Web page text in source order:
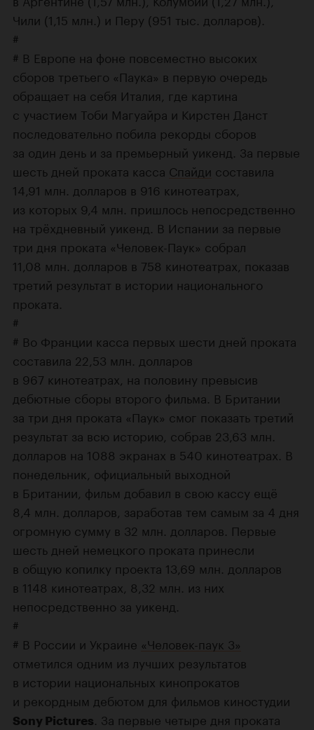
Чили (1,15 млн.) и Перу (951 тыс. долларов).
#
# В Европе на фоне повсеместно высоких
сборов третьего «Паука» в первую очередь
обращает на себя Италия, где картина
с участием Тоби Магуайра и Кирстен Данст
последовательно побила рекорды сборов
за один день и за премьерный уикенд. За первые
шесть дней проката касса Спайди составила
14,91 млн. долларов в 916 кинотеатрах,
из которых 9,4 млн. пришлось непосредственно
на трёхдневный уикенд. В Испании за первые
три дня проката «Человек-Паук» собрал
11,08 млн. долларов в 758 кинотеатрах, показав
третий результат в истории национального
проката.
#
# Во Франции касса первых шести дней проката
составила 22,53 млн. долларов
в 967 кинотеатрах, на половину превысив
дебютные сборы второго фильма. В Британии
за три дня проката «Паук» смог показать третий
результат за всю историю, собрав 23,63 млн.
долларов на 1088 экранах в 540 кинотеатрах. В
понедельник, официальный выходной
в Британии, фильм добавил в свою кассу ещё
8,4 млн. долларов, заработав тем самым за 4 дня
огромную сумму в 32 млн. долларов. Первые
шесть дней немецкого проката принесли
в общую копилку проекта 13,69 млн. долларов
в 1148 кинотеатрах, 8,32 млн. из них
непосредственно за уикенд.
#
# В России и Украине «Человек-паук 3»
отметился одним из лучших результатов
в истории национальных кинопрокатов
и рекордным дебютом для фильмов киностудии
Sony Pictures . За первые четыре дня проката